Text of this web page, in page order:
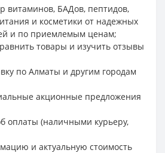
витаминов, БАДов, пептидов,
и косметики от надежных
и по приемлемым ценам;
товары и изучить отзывы
по Алматы и другим городам
акционные предложения
оплаты (наличными курьеру,
и актуальную стоимость